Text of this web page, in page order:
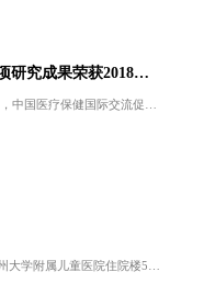
我院两项研究成果荣获2018年度华夏医学科技奖
11月10日，中国医疗保健国际交流促进会“2018年度华夏医学科技奖颁奖大会”在北京国际饭店建国国际会议中心隆重召开。我院胡绍燕主任领衔的研...
地址：苏州工业园区钟南街92号苏州大学附属儿童医院住院楼5楼3506办公室电话：0512-80693506邮箱：923532591@qq.c...